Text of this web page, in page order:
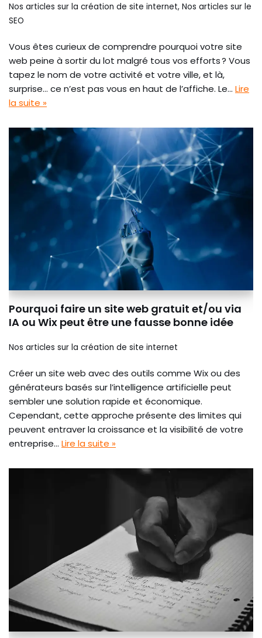
Nos articles sur la création de site internet, Nos articles sur le
SEO
Vous êtes curieux de comprendre pourquoi votre site
web peine à sortir du lot malgré tous vos efforts ? Vous
tapez le nom de votre activité et votre ville, et là,
surprise… ce n’est pas vous en haut de l’affiche. Le… Lire
la suite »
Pourquoi faire un site web gratuit et/ou via
IA ou Wix peut être une fausse bonne idée
Nos articles sur la création de site internet
Créer un site web avec des outils comme Wix ou des
générateurs basés sur l’intelligence artificielle peut
sembler une solution rapide et économique.
Cependant, cette approche présente des limites qui
peuvent entraver la croissance et la visibilité de votre
entreprise… Lire la suite »